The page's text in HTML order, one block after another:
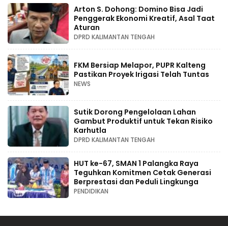
Arton S. Dohong: Domino Bisa Jadi
Penggerak Ekonomi Kreatif, Asal Taat
Aturan
DPRD KALIMANTAN TENGAH
FKM Bersiap Melapor, PUPR Kalteng
Pastikan Proyek Irigasi Telah Tuntas
NEWS
Sutik Dorong Pengelolaan Lahan
Gambut Produktif untuk Tekan Risiko
Karhutla
DPRD KALIMANTAN TENGAH
HUT ke-67, SMAN 1 Palangka Raya
Teguhkan Komitmen Cetak Generasi
Berprestasi dan Peduli Lingkunga
PENDIDIKAN